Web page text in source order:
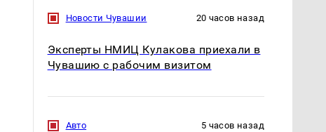
Новости Чувашии 20 часов назад
Эксперты НМИЦ Кулакова приехали в
Чувашию с рабочим визитом
Авто 5 часов назад